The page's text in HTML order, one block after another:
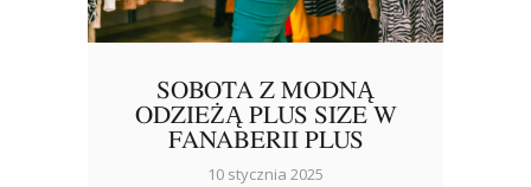
SOBOTA Z MODNĄ
ODZIEŻĄ PLUS SIZE W
FANABERII PLUS
10 stycznia 2025